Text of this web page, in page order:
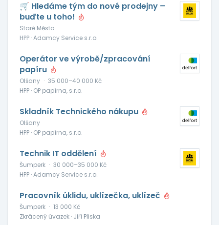
🛒 Hledáme tým do nové prodejny –
buďte u toho!
Staré Město
HPP · Adamcy Service s.r.o.
Operátor ve výrobě/zpracování
papíru
Olšany · 35 000–40 000 Kč
HPP · OP papírna, s.r.o.
Skladník Technického nákupu
Olšany
HPP · OP papírna, s.r.o.
Technik IT oddělení
Šumperk · 30 000–35 000 Kč
HPP · Adamcy Service s.r.o.
Pracovník úklidu, uklízečka, uklízeč
Šumperk · 13 000 Kč
Zkrácený úvazek · Jiří Pliska